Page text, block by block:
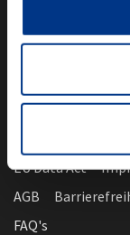
Ausbildung
EU Data Act
AGB
FAQ's